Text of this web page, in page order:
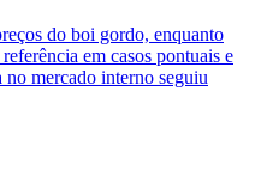
do boi gordo, enquanto
em casos pontuais e
no mercado interno seguiu